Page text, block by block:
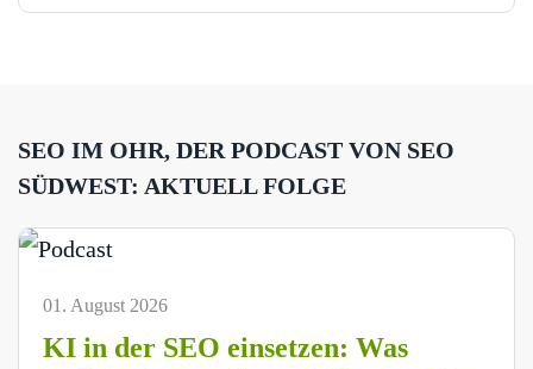
SEO IM OHR, DER PODCAST VON SEO
SÜDWEST: AKTUELL FOLGE
01. August 2026
KI in der SEO einsetzen: Was